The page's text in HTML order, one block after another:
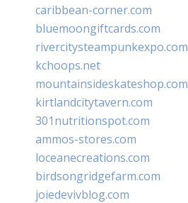
caribbean-corner.com
bluemoongiftcards.com
rivercitysteampunkexpo.com
kchoops.net
mountainsideskateshop.com
kirtlandcitytavern.com
301nutritionspot.com
ammos-stores.com
loceanecreations.com
birdsongridgefarm.com
joiedevivblog.com